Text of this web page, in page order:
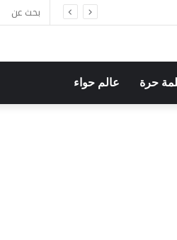
حرة عالم حواء